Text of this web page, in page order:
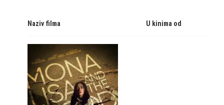
Naziv filma U kinima od